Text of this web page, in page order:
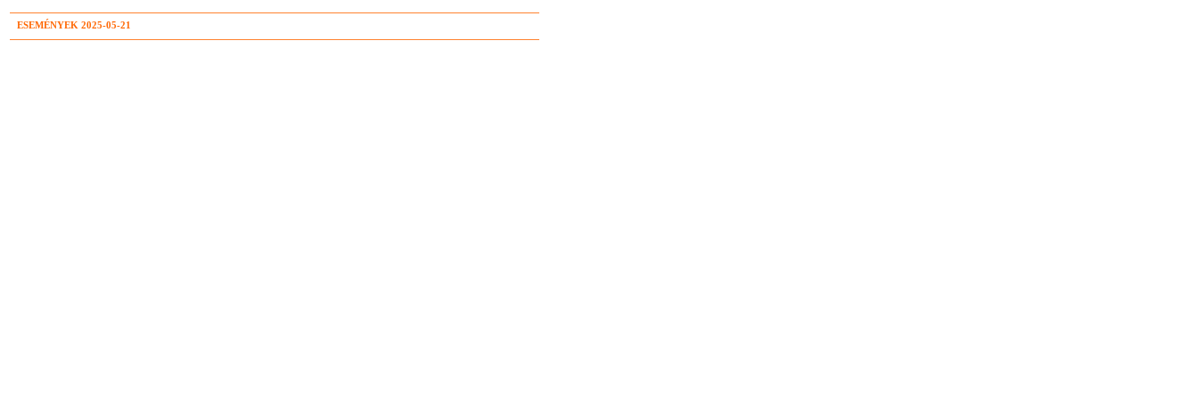
ESEMÉNYEK 2025-05-21